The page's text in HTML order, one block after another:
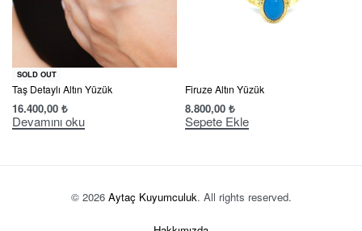
SOLD OUT
Taş Detaylı Altın Yüzük
16.400,00 ₺
Devamını oku
Firuze Altın Yüzük
8.800,00 ₺
Sepete Ekle
© 2026 Aytaç Kuyumculuk. All rights reserved.